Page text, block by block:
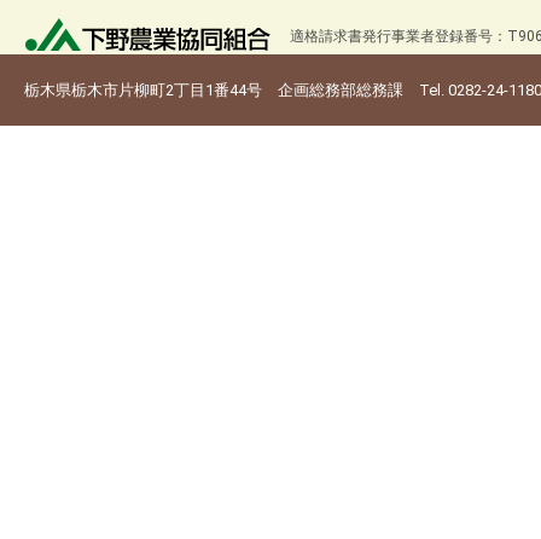
適格請求書発行事業者登録番号：
栃木県栃木市片柳町2丁目1番44号 企画総務部総務課 Tel. 0282-24-1180